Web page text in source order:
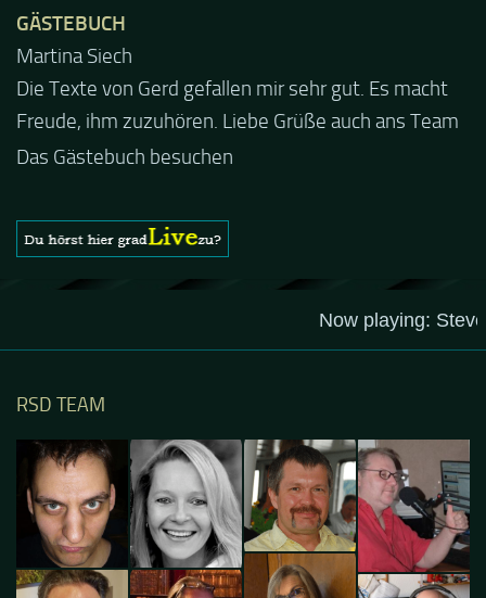
GÄSTEBUCH
Martina Siech
Die Texte von Gerd gefallen mir sehr gut. Es macht
Freude, ihm zuzuhören. Liebe Grüße auch ans Team
Jacel
Guten Abend und auch von uns nochmals besten
Dank für die tolle Mucke zur Party! Der aktuelle Live
Stream ist eine schöne Zusammenfassung - Merci...
RSD TEAM